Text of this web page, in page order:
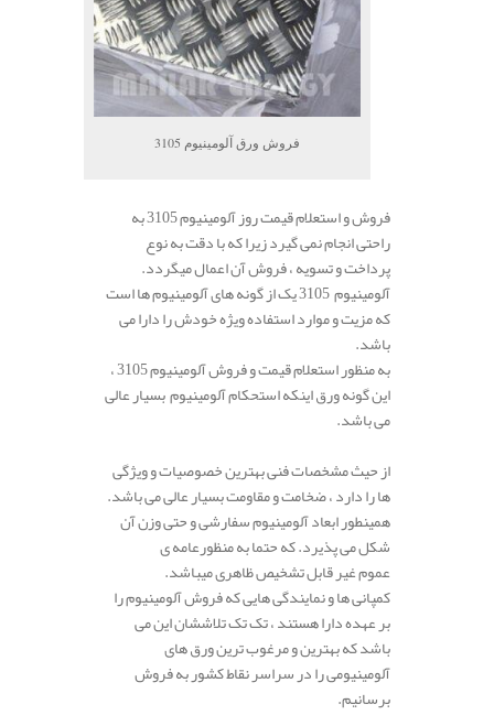
فروش ورق آلومینیوم 3105
فروش و استعلام قیمت روز آلومینیوم 3105 به
راحتی انجام نمی گیرد زیرا که با دقت به نوع
پرداخت و تسویه ، فروش آن اعمال میگردد.
آلومینیوم 3105 یک از گونه های آلومینیوم ها است
که مزیت و موارد استفاده ویژه خودش را دارا می
باشد.
به منظور استعلام قیمت و فروش آلومینیوم 3105 ،
این گونه ورق اینکه استحکام آلومینیوم بسیار عالی
می باشد.
از حیث مشخصات فنی بهترین خصوصیات و ویژگی
ها را دارد ، ضخامت و مقاومت بسیار عالی می باشد.
همینطور ابعاد آلومینیوم سفارشی و حتی وزن آن
شکل می پذیرد. که حتما به منظورعامه ی
عموم غیر قابل تشخیص ظاهری میباشد.
کمپانی‌ ها و نمایندگی هایی که فروش آلومینیوم را
بر عهده دارا هستند ، تک تک تلاششان این می
باشد که بهترین و مرغوب ترین ورق های
آلومینیومی را در سراسر نقاط کشور به فروش
برسانیم.